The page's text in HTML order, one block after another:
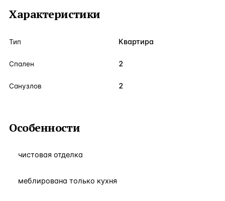
Характеристики
Тип Квартира
Спален 2
Санузлов 2
Особенности
чистовая отделка
меблирована только кухня